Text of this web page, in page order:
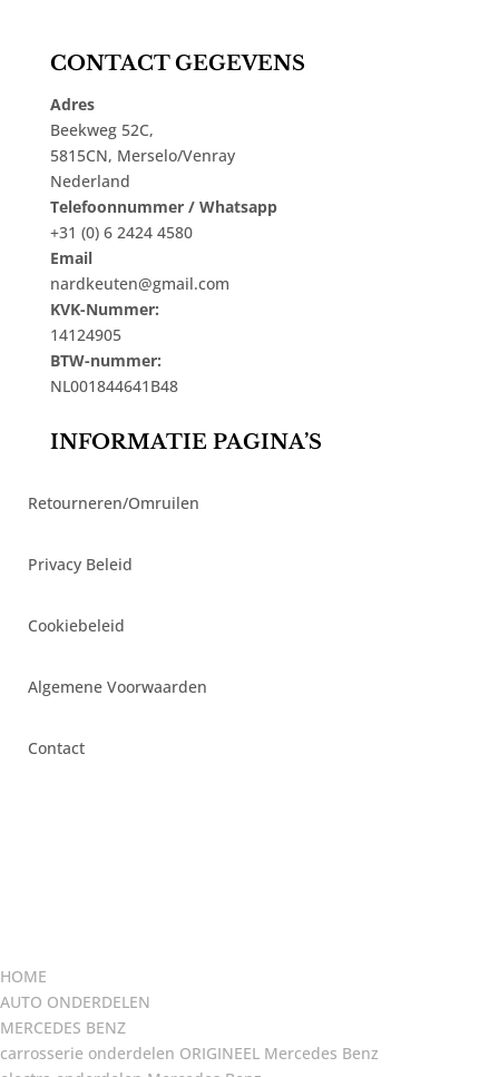
CONTACT GEGEVENS
Adres
Beekweg 52C,
5815CN, Merselo/Venray
Nederland
Telefoonnummer / Whatsapp
+31 (0) 6 2424 4580
Email
nardkeuten@gmail.com
KVK-Nummer:
14124905
BTW-nummer:
NL001844641B48
INFORMATIE PAGINA’S
Retourneren/Omruilen
Privacy Beleid
Cookiebeleid
Algemene Voorwaarden
Contact
HOME
AUTO ONDERDELEN
MERCEDES BENZ
carrosserie onderdelen ORIGINEEL Mercedes Benz